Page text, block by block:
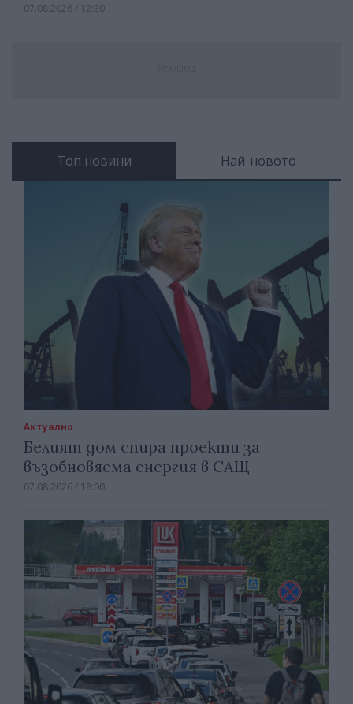
07.08.2026 / 12:30
Топ новини Най-новото
Актуално
Белият дом спира проекти за
възобновяема енергия в САЩ
07.08.2026 / 18:00